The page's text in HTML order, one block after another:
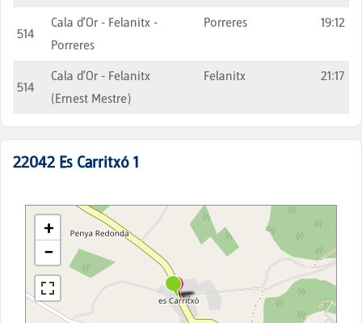
514
Cala d'Or - Felanitx -
Porreres
Porreres 19:12
514
Cala d'Or - Felanitx
(Ernest Mestre)
Felanitx 21:17
22042 Es Carritxó 1